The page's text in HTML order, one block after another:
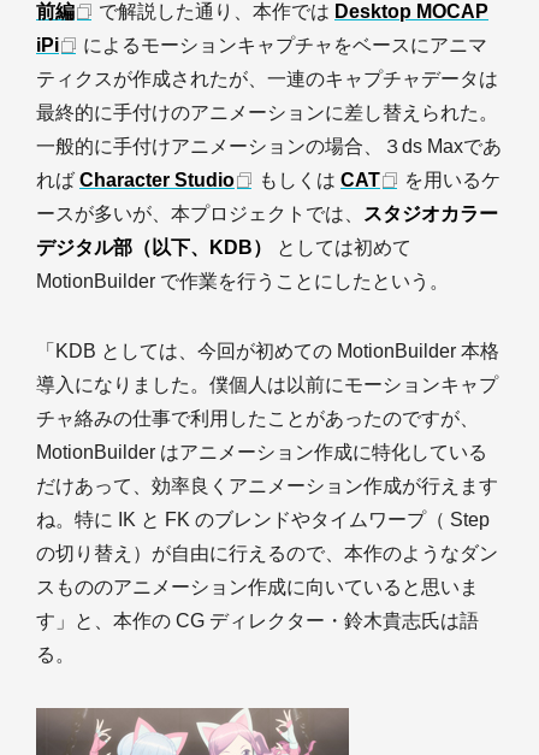
前編 で解説した通り、本作では Desktop MOCAP
iPi
によるモーションキャプチャをベースにアニマ
ティクスが作成されたが、一連のキャプチャデータは
最終的に手付けのアニメーションに差し替えられた。
一般的に手付けアニメーションの場合、３ds Maxであ
れば Character Studio もしくは CAT
を用いるケ
ースが多いが、本プロジェクトでは、
スタジオカラー
デジタル部（以下、KDB）
としては初めて
MotionBuilder で作業を行うことにしたという。
「KDB としては、今回が初めての MotionBuilder 本格
導入になりました。僕個人は以前にモーションキャプ
チャ絡みの仕事で利用したことがあったのですが、
MotionBuilder はアニメーション作成に特化している
だけあって、効率良くアニメーション作成が行えます
ね。特に IK と FK のブレンドやタイムワープ（ Step
の切り替え）が自由に行えるので、本作のようなダン
スもののアニメーション作成に向いていると思いま
す」と、本作の CG ディレクター・鈴木貴志氏は語
る。